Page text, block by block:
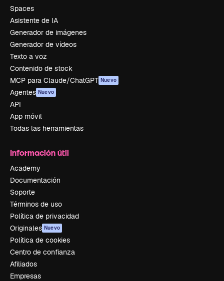
Spaces
Asistente de IA
Generador de imágenes
Generador de vídeos
Texto a voz
Contenido de stock
MCP para Claude/ChatGPT Nuevo
Agentes Nuevo
API
App móvil
Todas las herramientas
Información útil
Academy
Documentación
Soporte
Términos de uso
Política de privacidad
Originales Nuevo
Política de cookies
Centro de confianza
Afiliados
Empresas